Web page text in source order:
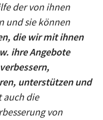
der von ihnen
und sie können
die wir mit ihnen
ihre Angebote
unterstützen und
auch die
von